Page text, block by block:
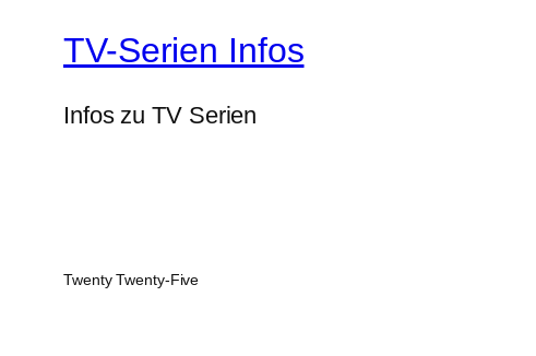
TV-Serien Infos
Infos zu TV Serien
Twenty Twenty-Five